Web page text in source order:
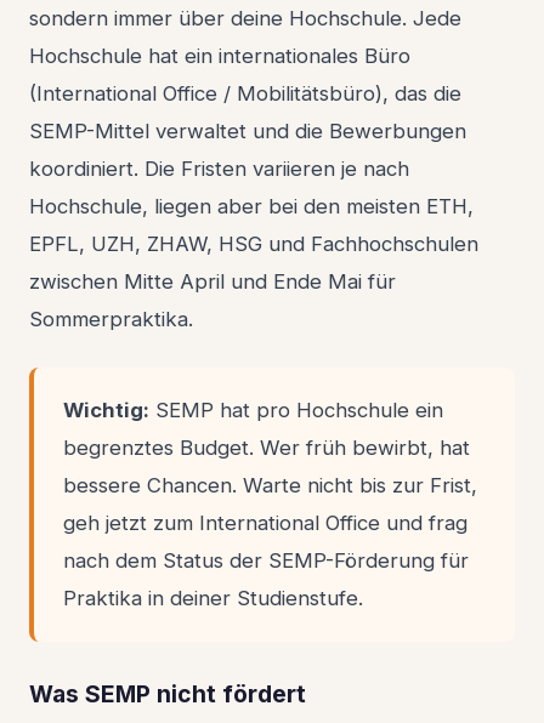
sondern immer über deine Hochschule. Jede
Hochschule hat ein internationales Büro
(International Office / Mobilitätsbüro), das die
SEMP-Mittel verwaltet und die Bewerbungen
koordiniert. Die Fristen variieren je nach
Hochschule, liegen aber bei den meisten ETH,
EPFL, UZH, ZHAW, HSG und Fachhochschulen
zwischen Mitte April und Ende Mai für
Sommerpraktika.
Wichtig: SEMP hat pro Hochschule ein
begrenztes Budget. Wer früh bewirbt, hat
bessere Chancen. Warte nicht bis zur Frist,
geh jetzt zum International Office und frag
nach dem Status der SEMP-Förderung für
Praktika in deiner Studienstufe.
Was SEMP nicht fördert